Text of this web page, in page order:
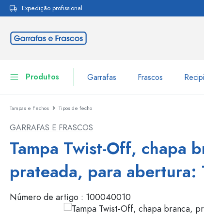
Saltar para a navegação principal
Expedição profissional
Produtos Garrafas Frascos
Garrafas
Recipiente de armazenamento
Louça de mesa
Embalagens cosméticas
Garrafas por marca
Garrafas WECK
Garrafas com tampa
Tampas e Fechos Tipos de fecho
GARRAFAS E FRASCOS
Tampa Twist-Off, chapa
prateada, para abertura:
Número de artigo : 100040010